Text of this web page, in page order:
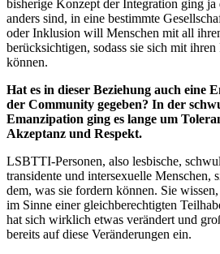
bisherige Konzept der Integration ging ja
anders sind, in eine bestimmte
oder Inklusion will Menschen mit all
berücksichtigen, sodass sie sich mit
können.
Hat es in dieser Beziehung auch eine
der Community gegeben? In der
Emanzipation ging es lange um
Akzeptanz und Respekt.
LSBTTI-Personen, also lesbische,
transidente und intersexuelle Menschen,
dem, was sie fordern können. Sie
im Sinne einer gleichberechtigten
hat sich wirklich etwas verändert und
bereits auf diese Veränderungen ein.